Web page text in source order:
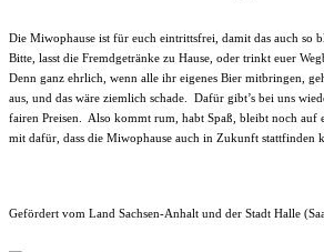
Die Miwophause ist für euch eintrittsfrei, damit das auch so
Bitte, lasst die Fremdgetränke zu Hause, oder trinkt euer
Denn ganz ehrlich, wenn alle ihr eigenes Bier mitbringen,
aus, und das wäre ziemlich schade. Dafür gibt’s bei uns
fairen Preisen. Also kommt rum, habt Spaß, bleibt noch auf
mit dafür, dass die Miwophause auch in Zukunft stattfinden
Gefördert vom Land Sachsen-Anhalt und der Stadt Halle